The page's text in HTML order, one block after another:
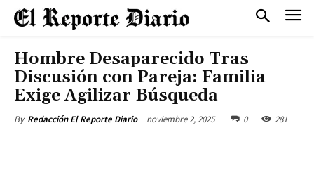
Hombre Desaparecido Tras
Discusión con Pareja: Familia
Exige Agilizar Búsqueda
By Redacción El Reporte Diario noviembre 2, 2025 0 281